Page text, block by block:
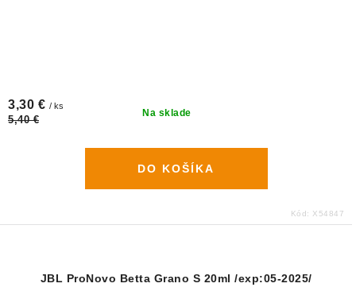
Na sklade
3,30 € / ks
5,40 €
DO KOŠÍKA
Kód: X54847
JBL ProNovo Betta Grano S 20ml /exp:05-2025/